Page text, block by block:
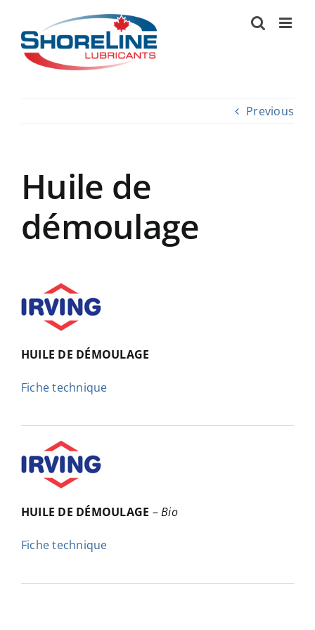
content
Previous
Huile de
démoulage
HUILE DE DÉMOULAGE
Fiche technique
HUILE DE DÉMOULAGE –Bio
Fiche technique